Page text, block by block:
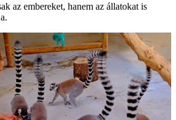
az embereket, hanem az állatokat is